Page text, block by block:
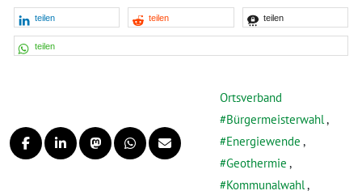
teilen teilen teilen
teilen
Ortsverband
Bürgermeisterwahl,
Energiewende ,
Geothermie ,
Kommunalwahl,